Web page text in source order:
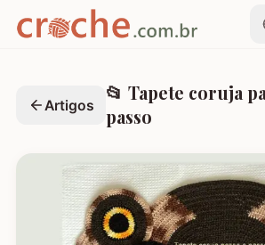
Artigos
📂 Tapete coruja
passo